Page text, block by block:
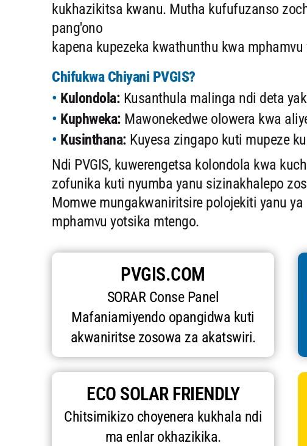
kukhazikitsa kwanu. Mutha kufufuzanso
pang'ono
kapena kupezeka kwathunthu kwa mphamvu
Chifukwa Chiyani PVGIS?
Kulondola: Kusanthula malinga ndi deta
Kuphweka: Mawonekedwe olowera kwa
Kusinthana: Kuyesa zingapo kuti mupeze
Ndi PVGIS, kuwerengetsa kolondola kwa
zofunika kuti nyumba yanu sizinakhalepo
Momwe mungakwaniritsire polojekiti yanu
mphamvu yotsika mtengo.
PVGIS.COM
SORAR Conse Panel
Mafaniamiyendo opangidwa kuti
akwaniritse zosowa za akatswiri.
ECO SOLAR FRIENDLY
Chitsimikizo choyenera kukhala ndi
ma enlar okhazikika.